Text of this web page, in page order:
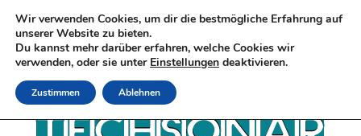
Wir verwenden Cookies, um dir die bestmögliche Erfahrung auf
unserer Website zu bieten.
Du kannst mehr darüber erfahren, welche Cookies wir
verwenden, oder sie unter Einstellungen deaktivieren.
Zustimmen Ablehnen